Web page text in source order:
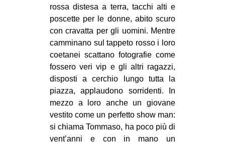
rossa distesa a terra, tacchi alti e
poscette per le donne, abito scuro
con cravatta per gli uomini. Mentre
camminano sul tappeto rosso i loro
coetanei scattano fotografie come
fossero veri vip e gli altri ragazzi,
disposti a cerchio lungo tutta la
piazza, applaudono sorridenti. In
mezzo a loro anche un giovane
vestito come un perfetto show man:
si chiama Tommaso, ha poco più di
vent’anni e con in mano un